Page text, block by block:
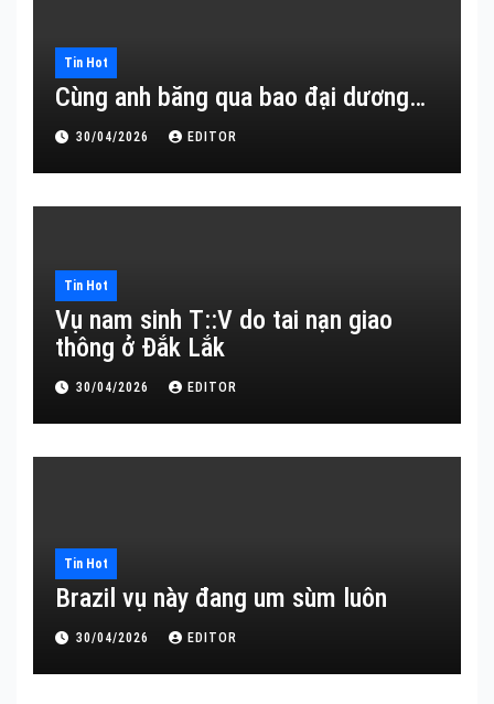
Tin Hot
Cùng anh băng qua bao đại dương…
30/04/2026 EDITOR
Tin Hot
Vụ nam sinh T::V do tai nạn giao
thông ở Đắk Lắk
30/04/2026 EDITOR
Tin Hot
Brazil vụ này đang um sùm luôn
30/04/2026 EDITOR